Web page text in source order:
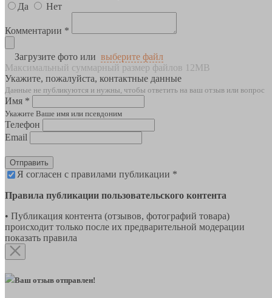
Да
Нет
Комментарии *
Загрузите фото или выберите файл
Максимальный суммарный размер файлов 12MB
Укажите, пожалуйста, контактные данные
Данные не публикуются и нужны, чтобы ответить на ваш отзыв или вопрос
Имя *
Укажите Ваше имя или псевдоним
Телефон
Email
Отправить
Я согласен с правилами публикации *
Правила публикации пользовательского контента
• Публикация контента (отзывов, фотографий товара)
происходит только после их предварительной модерации
показать правила
Ваш отзыв отправлен!